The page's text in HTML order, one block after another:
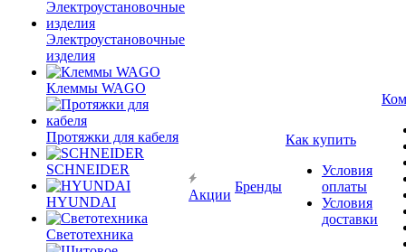
Электроустановочные
изделия
Клеммы WAGO
Протяжки для кабеля
SCHNEIDER
HYUNDAI
Светотехника
Акции
Бренды
Как купить
Условия
оплаты
Условия
доставки